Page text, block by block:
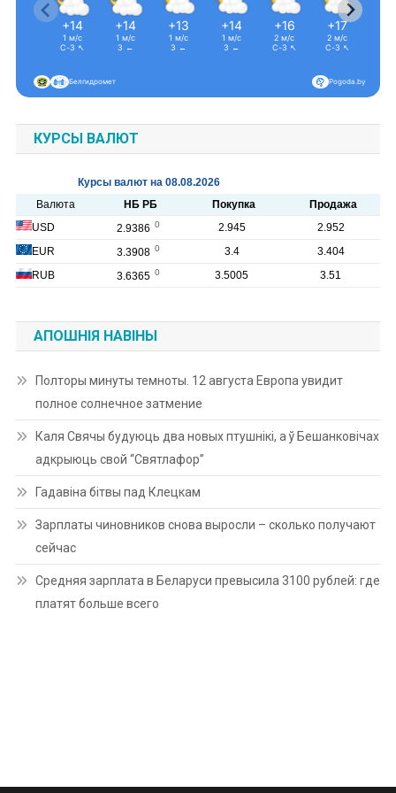
+14
1 м/с
С-З ↖
+14
1 м/с
З ←
+13
1 м/с
З ←
+14
1 м/с
З ←
+16
2 м/с
С-З ↖
+17
2 м/с
С-З ↖
Pogoda.by
Белгидромет
КУРСЫ ВАЛЮТ
АПОШНІЯ НАВІНЫ
Полторы минуты темноты. 12 августа Европа увидит
полное солнечное затмение
Каля Свячы будуюць два новых птушнікі, а ў Бешанковічах
адкрыюць свой “Святлафор”
Гадавіна бітвы пад Клецкам
Зарплаты чиновников снова выросли – сколько получают
сейчас
Средняя зарплата в Беларуси превысила 3100 рублей: где
платят больше всего